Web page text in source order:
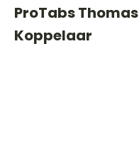
ProTabs Thomas
Koppelaar